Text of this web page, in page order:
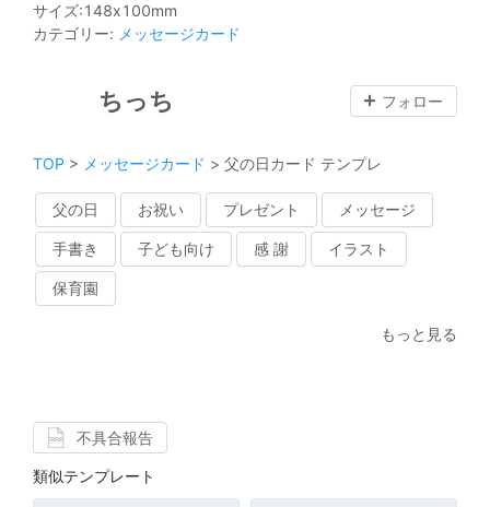
サイズ:148x100mm
カテゴリー: メッセージカード
ちっち フォロー
TOP > メッセージカード > 父の日カード テンプレ
父の日 お祝い プレゼント メッセージ
手書き 子ども向け 感 謝 イラスト
保育園
もっと見る
不具合報告
類似テンプレート